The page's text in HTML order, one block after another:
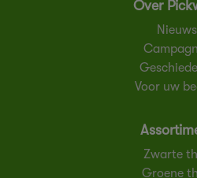
Over
Nieuws
Voor uw
Zwarte
Groene